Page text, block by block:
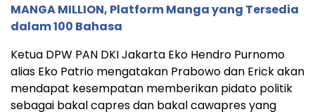
MANGA MILLION, Platform Manga yang Tersedia
dalam 100 Bahasa
Ketua DPW PAN DKI Jakarta Eko Hendro Purnomo
alias Eko Patrio mengatakan Prabowo dan Erick akan
mendapat kesempatan memberikan pidato politik
sebagai bakal capres dan bakal cawapres yang